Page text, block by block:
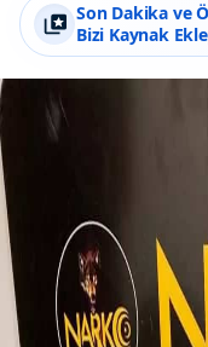
Son Dakika ve
Bizi Kaynak